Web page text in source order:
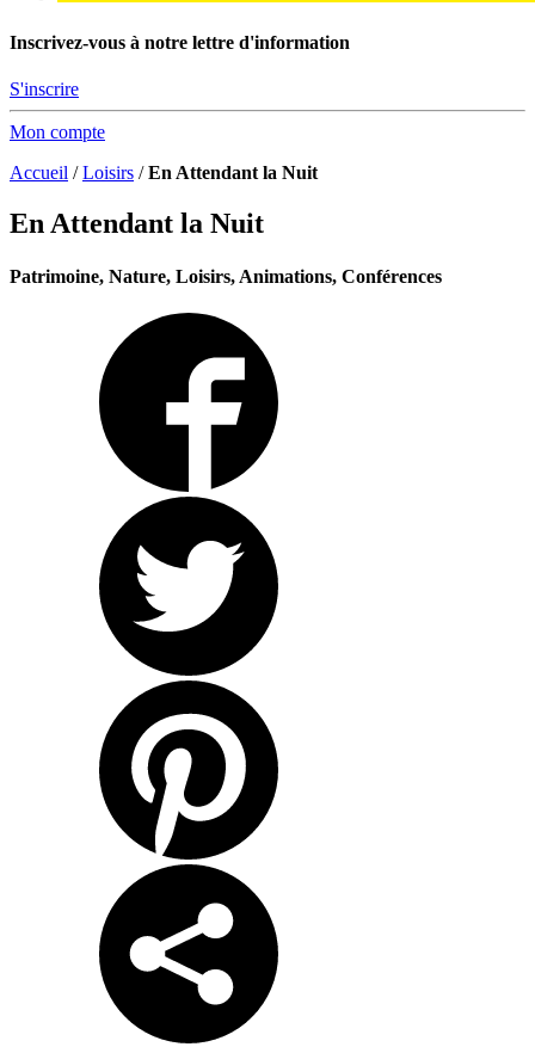
Inscrivez-vous à notre lettre d'information
S'inscrire
Mon compte
Accueil /Loisirs /En Attendant la Nuit
En Attendant la Nuit
Patrimoine, Nature, Loisirs, Animations, Conférences